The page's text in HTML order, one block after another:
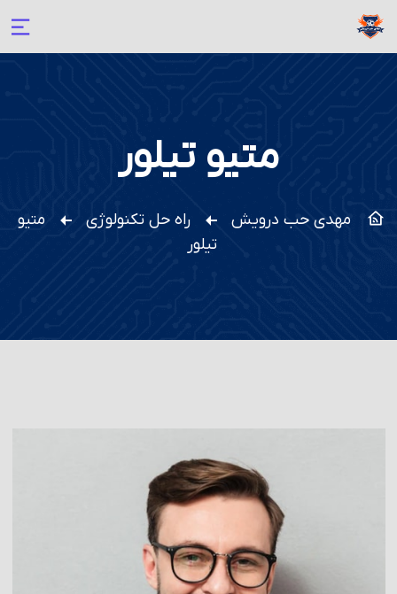
متیو تیلور
مهدی حب درویش راه حل تکنولوژی
متیو
تیلور